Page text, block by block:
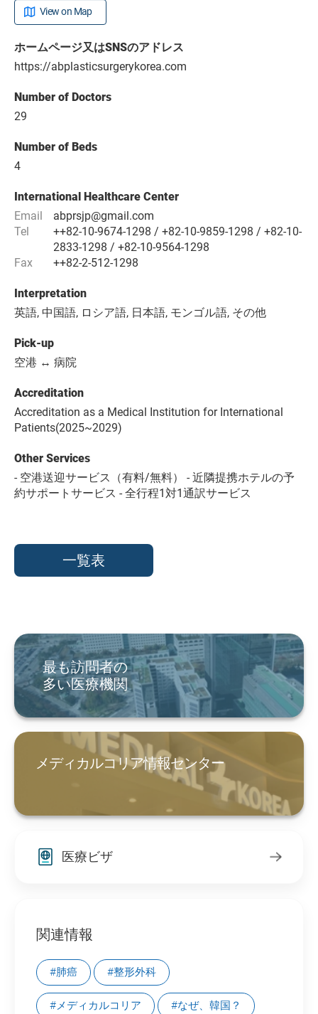
View on Map
ホームページ又はSNSのアドレス
https://abplasticsurgerykorea.com
Number of Doctors
29
Number of Beds
4
International Healthcare Center
Email
abprsjp@gmail.com
Tel
++82-10-9674-1298 / +82-10-9859-1298 / +82-10-
2833-1298 / +82-10-9564-1298
Fax
++82-2-512-1298
Interpretation
英語, 中国語, ロシア語, 日本語, モンゴル語, その他
Pick-up
空港 ↔ 病院
Accreditation
Accreditation as a Medical Institution for International
Patients(2025~2029)
Other Services
- 空港送迎サービス（有料/無料） - 近隣提携ホテルの予
約サポートサービス - 全行程1対1通訳サービス
一覧表
最も訪問者の
多い医療機関
メディカルコリア情報センター
医療ビザ
関連情報
#肺癌 #整形外科
#メディカルコリア #なぜ、韓国？